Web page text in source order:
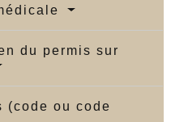
du permis sur
(code ou code